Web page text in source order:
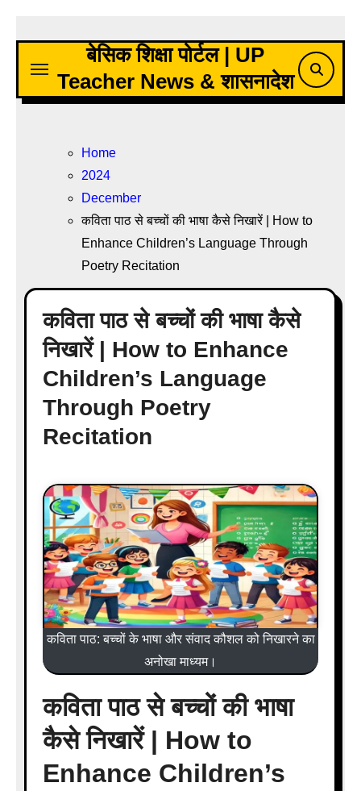
content
बेसिक शिक्षा पोर्टल | UP
Teacher News & शासनादेश
Home
2024
December
कविता पाठ से बच्चों की भाषा कैसे निखारें | How to
Enhance Children’s Language Through
Poetry Recitation
कविता पाठ से बच्चों की भाषा कैसे
निखारें | How to Enhance
Children’s Language
Through Poetry
Recitation
कविता पाठ: बच्चों के भाषा और संवाद कौशल को निखारने का
अनोखा माध्यम।
कविता पाठ से बच्चों की भाषा
कैसे निखारें | How to
Enhance Children’s